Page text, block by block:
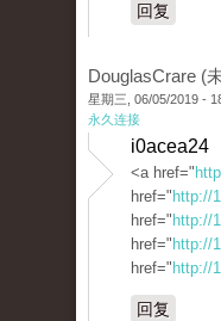
回复
DouglasCrare (
星期三, 06/05/2019 -
永久连接
i0acea24
<a href="
href=" http://
href=" http://
href=" http://
href=" http://
回复